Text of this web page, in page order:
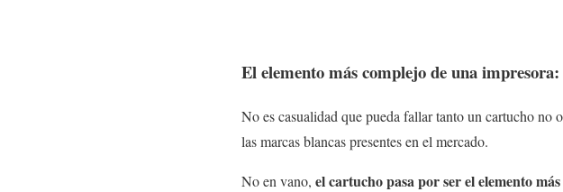
El elemento más complejo de una
No es casualidad que pueda fallar tanto un cartucho
las marcas blancas presentes en el mercado.
No en vano, el cartucho pasa por ser el elemento